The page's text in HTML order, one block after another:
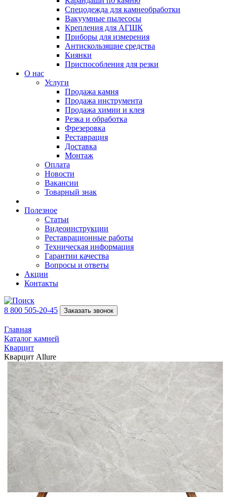
Спецодежда для камнеобработки
Вакуумные пылесосы
Крепления для АГШК
Приборы для измерения
Антискользящие средства
Киянки
Приспособления для резки
О нас
Услуги
Продажа камня
Продажа инструмента
Продажа химии и клея
Резка и обработка
Фрезеровка
Реставрация
Доставка
Монтаж
Оплата
Новости
Вакансии
Товарный знак
Полезное
Статьи
Видеоинструкции
Реставрационные работы
Техническая информация
Гарантии качества
Вопросы и ответы
Акции
Контакты
8 800 505-20-45 Заказать звонок
Главная
Каталог камней
Кварцит
Кварцит Allure